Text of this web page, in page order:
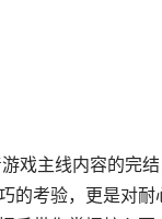
戏主线内容的完
的考验，更是对